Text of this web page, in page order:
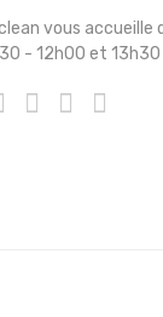
vous accueille
- 12h00 et